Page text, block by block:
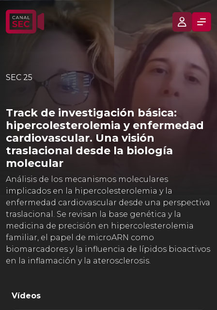
SEC 25
Track de investigación básica:
hipercolesterolemia y enfermedad
cardiovascular. Una visión
traslacional desde la biología
molecular
Análisis de los mecanismos moleculares
implicados en la hipercolesterolemia y la
enfermedad cardiovascular desde una perspectiva
traslacional. Se revisan la base genética y la
medicina de precisión en hipercolesterolemia
familiar, el papel de microARN como
biomarcadores y la influencia de lípidos bioactivos
en la inflamación y la aterosclerosis.
Vídeos